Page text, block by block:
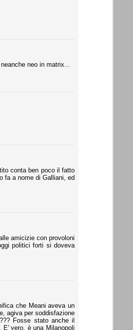
neo in matrix...
conta ben poco il fatto
fa a nome di Galliani, ed
amicizie con provoloni
politici forti si doveva
che Meani aveva un
agiva per soddisfazione
Fosse stato anche il
vero, è una Milanopoli